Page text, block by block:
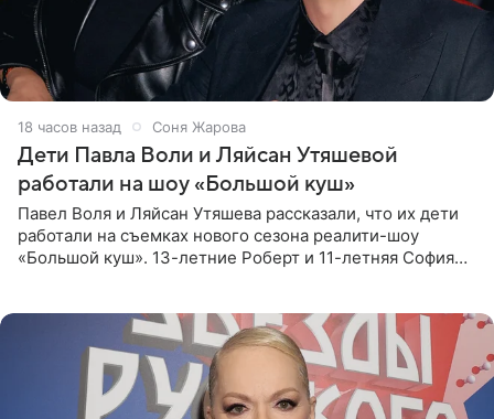
18 часов назад Соня Жарова
Дети Павла Воли и Ляйсан Утяшевой
работали на шоу «Большой куш»
Павел Воля и Ляйсан Утяшева рассказали, что их дети
работали на съемках нового сезона реалити-шоу
«Большой куш». 13-летние Роберт и 11-летняя София